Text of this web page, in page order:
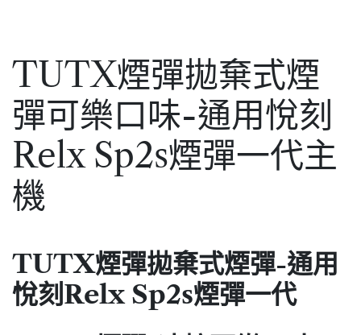
TUTX煙彈拋棄式煙
彈可樂口味-通用悅刻
Relx Sp2s煙彈一代主
機
TUTX煙彈拋棄式煙彈-通用
悅刻Relx Sp2s煙彈一代